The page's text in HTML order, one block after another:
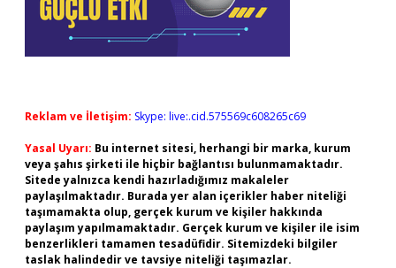
Reklam ve İletişim: Skype: live:.cid.575569c608265c69
Yasal Uyarı: Bu internet sitesi, herhangi bir marka, kurum
veya şahıs şirketi ile hiçbir bağlantısı bulunmamaktadır.
Sitede yalnızca kendi hazırladığımız makaleler
paylaşılmaktadır. Burada yer alan içerikler haber niteliği
taşımamakta olup, gerçek kurum ve kişiler hakkında
paylaşım yapılmamaktadır. Gerçek kurum ve kişiler ile isim
benzerlikleri tamamen tesadüfidir. Sitemizdeki bilgiler
taslak halindedir ve tavsiye niteliği taşımazlar.